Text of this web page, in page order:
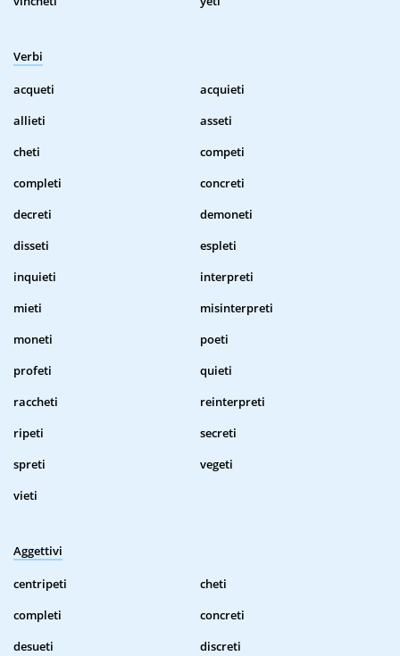
Verbi
acqueti
acquieti
allieti
asseti
cheti
competi
completi
concreti
decreti
demoneti
disseti
espleti
inquieti
interpreti
mieti
misinterpreti
moneti
poeti
profeti
quieti
raccheti
reinterpreti
ripeti
secreti
spreti
vegeti
vieti
Aggettivi
centripeti
cheti
completi
concreti
desueti
discreti